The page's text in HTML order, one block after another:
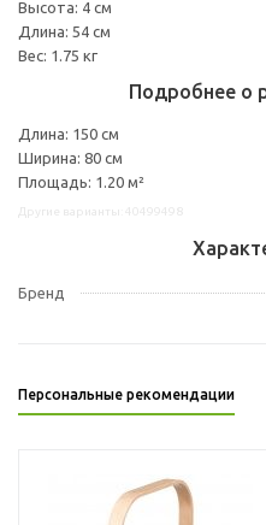
Высота: 4 см
Длина: 54 см
Вес: 1.75 кг
Подробнее о
Длина: 150 см
Ширина: 80 см
Площадь: 1.20 м²
Бренд
Персональные рекомендации